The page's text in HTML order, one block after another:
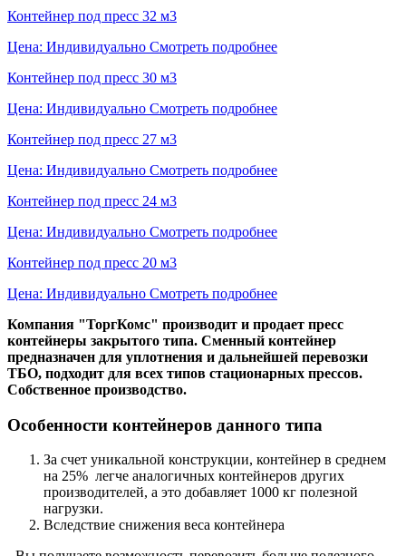
Контейнер под пресс 32 м3
Цена: Индивидуально Смотреть подробнее
Контейнер под пресс 30 м3
Цена: Индивидуально Смотреть подробнее
Контейнер под пресс 27 м3
Цена: Индивидуально Смотреть подробнее
Контейнер под пресс 24 м3
Цена: Индивидуально Смотреть подробнее
Контейнер под пресс 20 м3
Цена: Индивидуально Смотреть подробнее
Компания "ТоргКомс" производит и продает пресс
контейнеры закрытого типа. Сменный контейнер
предназначен для уплотнения и дальнейшей перевозки
ТБО, подходит для всех типов стационарных прессов.
Собственное производство.
Особенности контейнеров данного типа
За счет уникальной конструкции, контейнер в среднем
на 25% легче аналогичных контейнеров других
производителей, а это добавляет 1000 кг полезной
нагрузки.
Вследствие снижения веса контейнера